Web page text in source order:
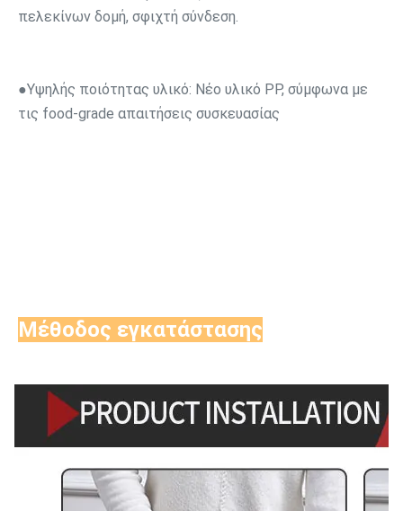
πελεκίνων δομή, σφιχτή σύνδεση.
●Υψηλής ποιότητας υλικό: Νέο υλικό PP, σύμφωνα με
τις food-grade απαιτήσεις συσκευασίας
Μέθοδος εγκατάστασης